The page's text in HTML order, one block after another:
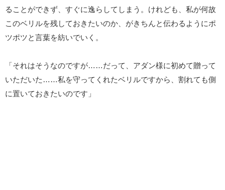
ることができず、すぐに逸らしてしまう。けれども、私が何故
このベリルを残しておきたいのか、がきちんと伝わるようにポ
ツポツと言葉を紡いでいく。
「それはそうなのですが……だって、アダン様に初めて贈って
いただいた……私を守ってくれたベリルですから、割れても側
に置いておきたいのです」